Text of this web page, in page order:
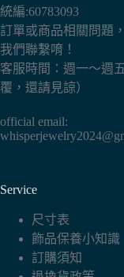
統編:60783093
訂單或商品相關問題
我們聯繫唷！
客服時間：週一～週
覆，還請見諒）
official email:
Service
尺寸表
飾品保養小知識
訂購須知